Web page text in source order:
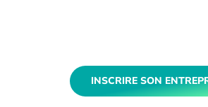
INSCRIRE SON